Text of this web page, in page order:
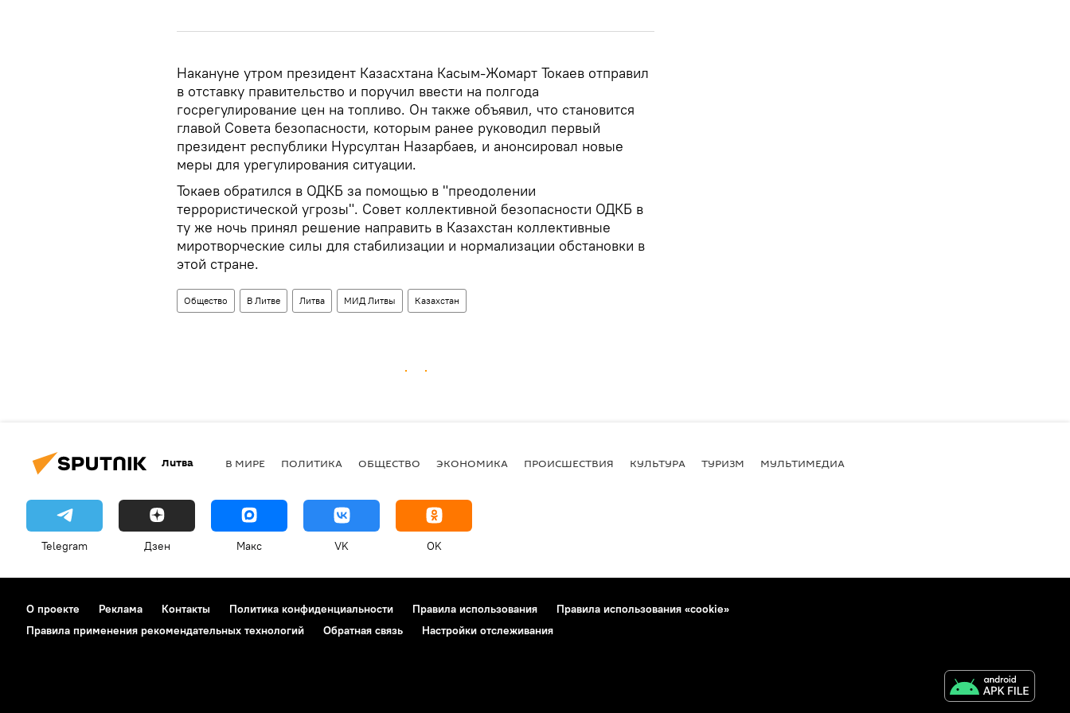
Накануне утром президент Казасхтана Касым-Жомарт Токаев отправил
в отставку правительство и поручил ввести на полгода
госрегулирование цен на топливо. Он также объявил, что становится
главой Совета безопасности, которым ранее руководил первый
президент республики Нурсултан Назарбаев, и анонсировал новые
меры для урегулирования ситуации.
Токаев обратился в ОДКБ за помощью в "преодолении
террористической угрозы". Совет коллективной безопасности ОДКБ в
ту же ночь принял решение направить в Казахстан коллективные
миротворческие силы для стабилизации и нормализации обстановки в
этой стране.
Общество В Литве Литва МИД Литвы Казахстан
Литва В МИРЕ ПОЛИТИКА ОБЩЕСТВО ЭКОНОМИКА ПРОИСШЕСТВИЯ КУЛЬТУРА ТУРИЗМ МУЛЬТИМЕДИА
Telegram Дзен Макс VK OK
О проекте Реклама Контакты Политика конфиденциальности Правила использования
Правила использования «cookie»
Правила применения рекомендательных технологий
Обратная связь Настройки отслеживания